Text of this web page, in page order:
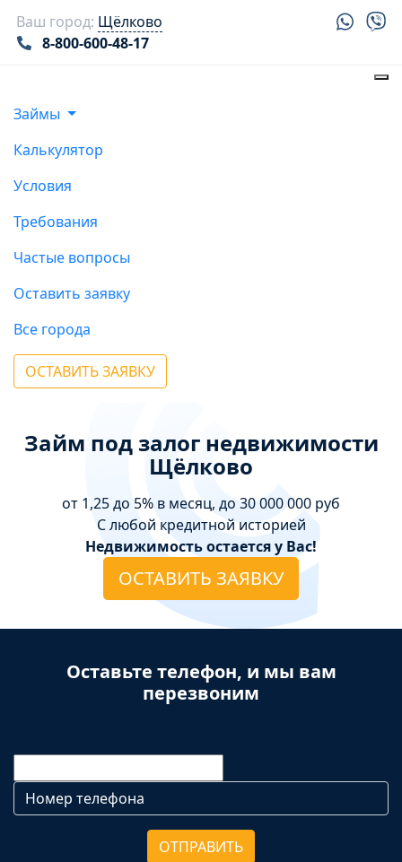
Ваш город: Щёлково
8-800-600-48-17
Займы
Калькулятор
Условия
Требования
Частые вопросы
Оставить заявку
Все города
ОСТАВИТЬ ЗАЯВКУ
Займ под залог недвижимости
Щёлково
от 1,25 до 5% в месяц, до 30 000 000 руб
С любой кредитной историей
Недвижимость остается у Вас!
ОСТАВИТЬ ЗАЯВКУ
Оставьте телефон, и мы вам
перезвоним
ОТПРАВИТЬ